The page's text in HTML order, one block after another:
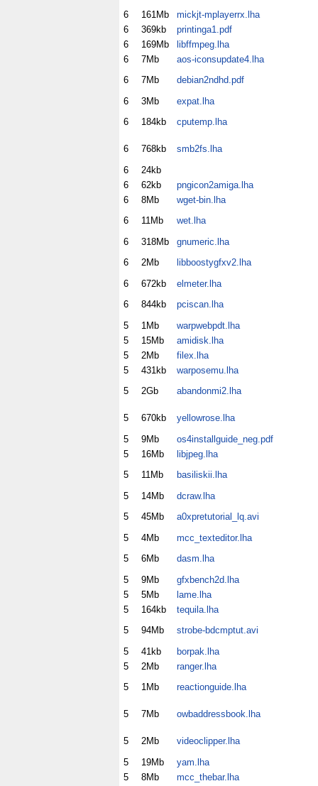
6
161Mb
mickjt-mplayerrx.lha
6
369kb
printinga1.pdf
6
169Mb
libffmpeg.lha
6
7Mb
aos-iconsupdate4.lha
6
7Mb
debian2ndhd.pdf
6
3Mb
expat.lha
6
184kb cputemp.lha
6 768kb
smb2fs.lha
6
24kb
6
62kb
pngicon2amiga.lha
6
8Mb
wget-bin.lha
6
11Mb
wet.lha
6
318Mb
gnumeric.lha
6
2Mb
libboostygfxv2.lha
6
672kb
elmeter.lha
6
844kb
pciscan.lha
5
1Mb
warpwebpdt.lha
5
15Mb
amidisk.lha
5
2Mb
filex.lha
5
431kb
warposemu.lha
5
2Gb abandonmi2.lha
5 670kb
yellowrose.lha
5
9Mb
os4installguide_neg.pdf
5
16Mb
libjpeg.lha
5
11Mb
basiliskii.lha
5
14Mb
dcraw.lha
5
45Mb
a0xpretutorial_lq.avi
5
4Mb
mcc_texteditor.lha
5
6Mb
dasm.lha
5
9Mb
gfxbench2d.lha
5
5Mb
lame.lha
5
164kb
tequila.lha
5
94Mb
strobe-bdcmptut.avi
5
41kb
borpak.lha
5
2Mb
ranger.lha
5
1Mb reactionguide.lha
5 7Mb owbaddressbook.lha
5 2Mb
videoclipper.lha
5
19Mb
yam.lha
5
8Mb
mcc_thebar.lha